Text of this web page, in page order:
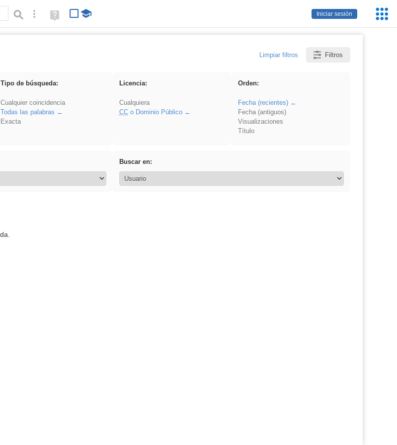
Iniciar sesión
Búsqueda avanzada
Ayuda
(en
Limpiar filtros Filtros
Tipo de búsqueda:
Cualquier coincidencia
Todas las palabras
Exacta
Licencia:
Cualquiera
CCo Dominio Público
Orden:
Fecha (recientes)
Fecha (antiguos)
Visualizaciones
Título
Buscar en: